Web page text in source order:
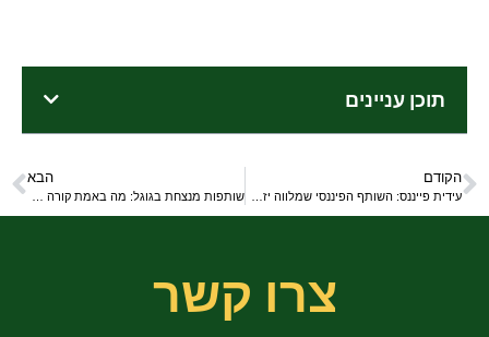
תוכן עניינים
הקודם הבא
צרו קשר